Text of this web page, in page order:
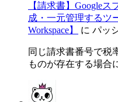
【請求書】Google
成・一元管理するツ
Workspace】
に パッ
同じ請求書番号で税
ものが存在する場